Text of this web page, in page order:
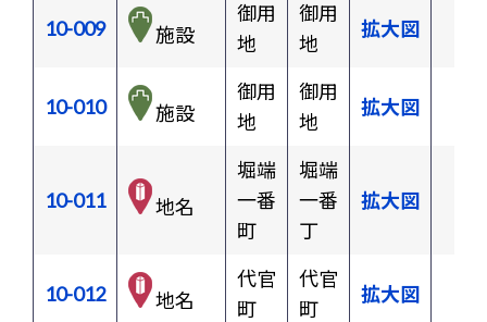
10-009 施設
御用
地
御用
地
拡大図
10-010 施設
御用
地
御用
地
拡大図
10-011 地名
堀端
一番
町
堀端
一番
丁
拡大図
10-012 地名
代官
町
代官
町
拡大図